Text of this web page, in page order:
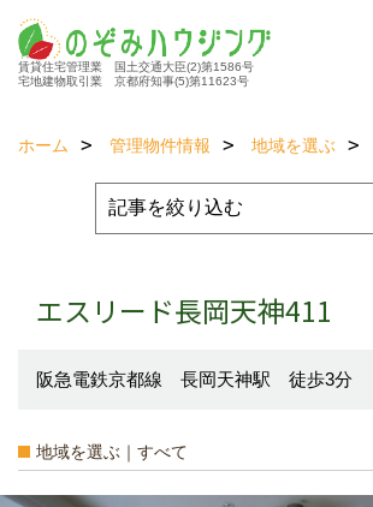
賃貸住宅管理業 国土交通大臣(2)第1586号
宅地建物取引業 京都府知事(5)第11623号
ホーム 管理物件情報 地域を選ぶ
エスリード長岡天神411
阪急電鉄京都線 長岡天神駅 徒歩3分
地域を選ぶ｜すべて